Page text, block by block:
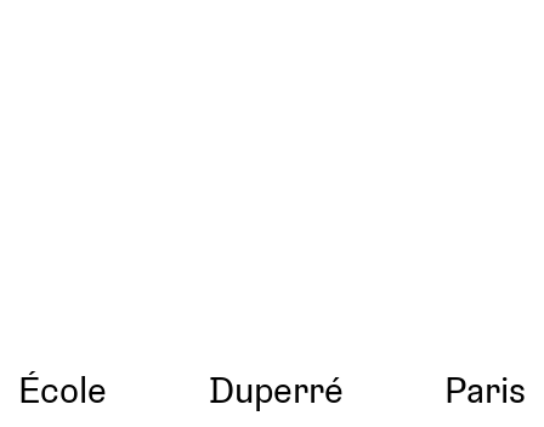
École Duperré Paris